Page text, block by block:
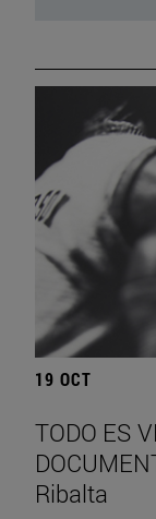
19 OCT
TODO ES
Ribalta